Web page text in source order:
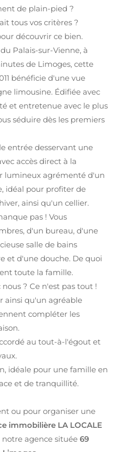
de plain-pied ?
tous vos critères ?
découvrir ce bien.
Palais-sur-Vienne, à
de Limoges, cette
bénéficie d'une vue
limousine. Édifiée avec
et entretenue avec le plus
séduire dès les premiers
entrée desservant une
accès direct à la
lumineux agrémenté d'un
idéal pour profiter de
ainsi qu'un cellier.
pas ! Vous
d'un bureau, d'une
salle de bains
et d'une douche. De quoi
toute la famille.
? Ce n'est pas tout !
ainsi qu'un agréable
compléter les
au tout-à-l'égout et
idéale pour une famille en
et de tranquillité.
ou pour organiser une
immobilière LA LOCALE
agence située 69